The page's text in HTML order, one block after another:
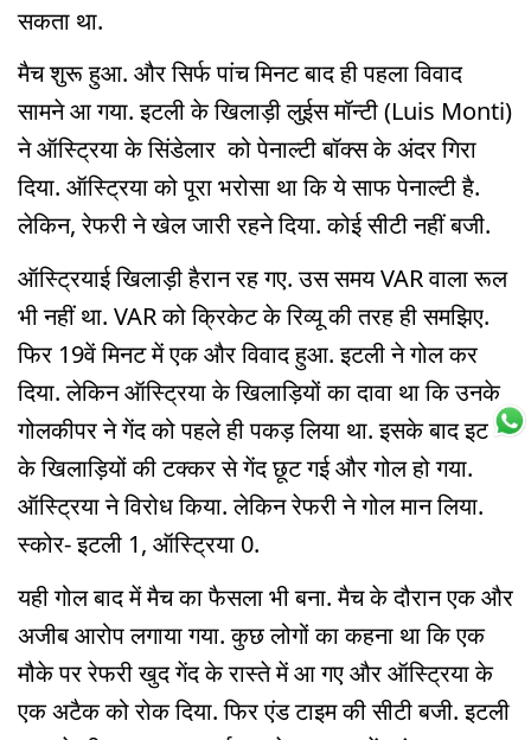
सकता था.
मैच शुरू हुआ. और सिर्फ पांच मिनट बाद ही पहला विवाद
सामने आ गया. इटली के खिलाड़ी लुईस मॉन्टी (Luis Monti)
ने ऑस्ट्रिया के सिंडेलार को पेनाल्टी बॉक्स के अंदर गिरा
दिया. ऑस्ट्रिया को पूरा भरोसा था कि ये साफ पेनाल्टी है.
लेकिन, रेफरी ने खेल जारी रहने दिया. कोई सीटी नहीं बजी.
ऑस्ट्रियाई खिलाड़ी हैरान रह गए. उस समय VAR वाला रूल
भी नहीं था. VAR को क्रिकेट के रिव्यू की तरह ही समझिए.
फिर 19वें मिनट में एक और विवाद हुआ. इटली ने गोल कर
दिया. लेकिन ऑस्ट्रिया के खिलाड़ियों का दावा था कि उनके
गोलकीपर ने गेंद को पहले ही पकड़ लिया था. इसके बाद इटली
के खिलाड़ियों की टक्कर से गेंद छूट गई और गोल हो गया.
ऑस्ट्रिया ने विरोध किया. लेकिन रेफरी ने गोल मान लिया.
स्कोर- इटली 1, ऑस्ट्रिया 0.
यही गोल बाद में मैच का फैसला भी बना. मैच के दौरान एक और
अजीब आरोप लगाया गया. कुछ लोगों का कहना था कि एक
मौके पर रेफरी खुद गेंद के रास्ते में आ गए और ऑस्ट्रिया के
एक अटैक को रोक दिया. फिर एंड टाइम की सीटी बजी. इटली